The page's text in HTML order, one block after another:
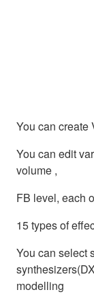
You can create
You can edit
volume ,
FB level, each
15 types of
You can select
modelling